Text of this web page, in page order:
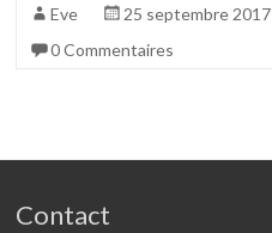
Eve 25 septembre 2017
0 Commentaires
Contact